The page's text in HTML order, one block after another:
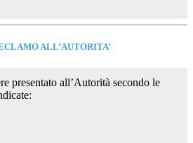
ALL’AUTORITA’
presentato all’Autorità secondo le